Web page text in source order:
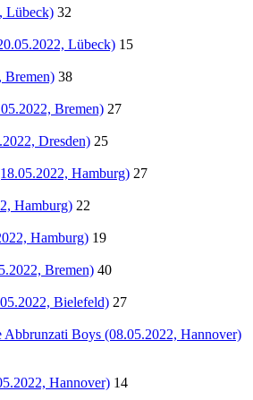
Lübeck) 32
Lübeck) 15
Bremen) 38
Bremen) 27
Dresden) 25
Hamburg) 27
Hamburg) 22
Hamburg) 19
Bremen) 40
Bielefeld) 27
Boys (08.05.2022, Hannover)
Hannover) 14